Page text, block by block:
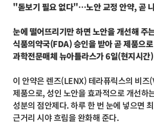
"돋보기 필요 없다"…노안 교정 안약, 곧
눈에 떨어뜨리기만 하면 노안을 개선해 주
식품의약국(FDA) 승인을 받아 곧 제품으
과학전문매체 뉴아틀라스가 6일(현지시간
이 안약은 렌즈(LENX) 테라퓨릭스의 비즈
제품으로, 성인 노안을 효과적으로 개선하
성분의 점안제다. 하루 한 번 눈에 넣으면
근거리 시야 흐림을 완화해 준다.